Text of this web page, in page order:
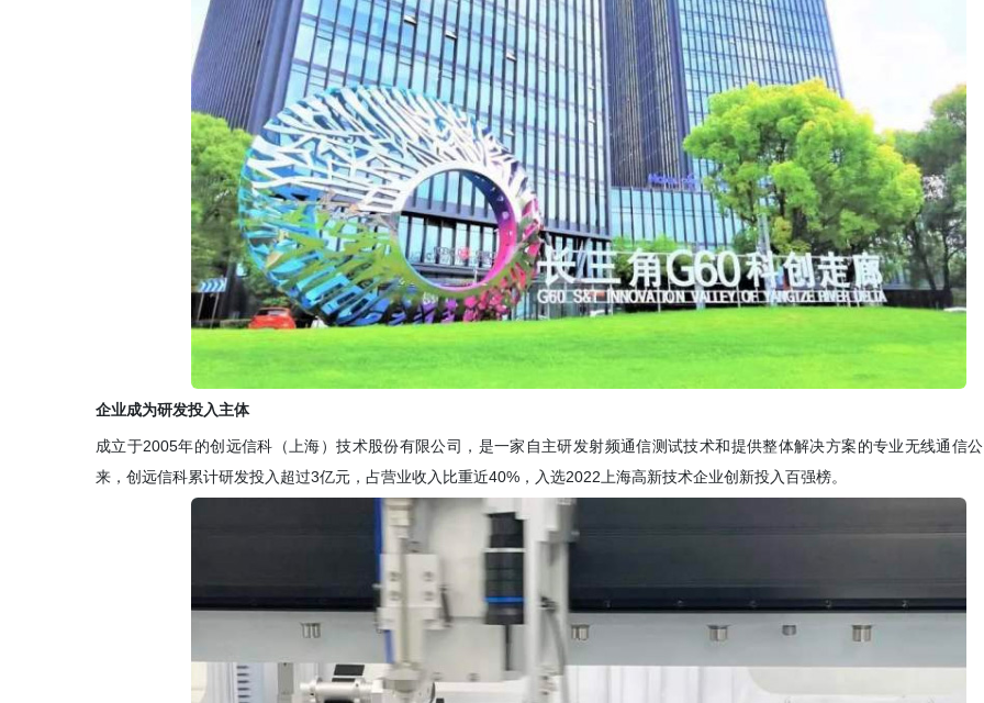
企业成为研发投入主体
成立于2005年的创远信科（上海）技术股份有限公司，是一家自主研发射频通信测试技术和提供整体解决方案的专业无线通信
来，创远信科累计研发投入超过3亿元，占营业收入比重近40%，入选2022上海高新技术企业创新投入百强榜。